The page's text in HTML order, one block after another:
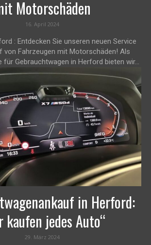
Motorschäden
16. April 2024
: Entdecken Sie unseren neuen Service
von Fahrzeugen mit Motorschäden! Als
für Gebrauchtwagen in Herford bieten wir...
in Herford:
kaufen jedes Auto“
29. März 2024